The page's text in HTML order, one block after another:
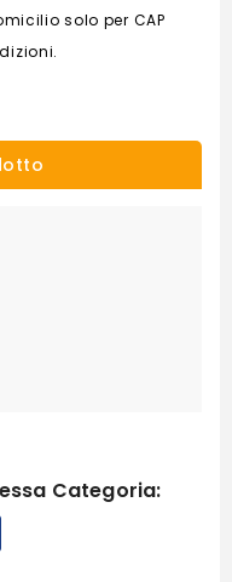
solo per CAP
Categoria: